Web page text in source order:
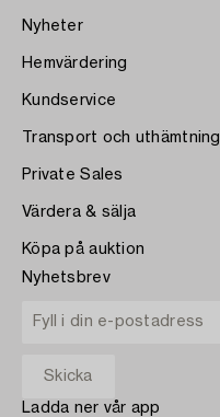
Nyheter
Hemvärdering
Kundservice
Transport och uthämtning
Private Sales
Värdera & sälja
Köpa på auktion
Nyhetsbrev
Ladda ner vår app